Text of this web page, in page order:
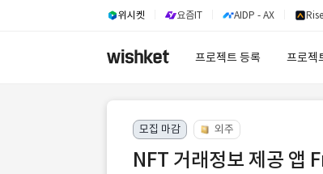
위시켓 요즘IT AIDP - AX
프로젝트 등록 프로젝
모집 마감 외주
NFT 거래정보 제공 앱